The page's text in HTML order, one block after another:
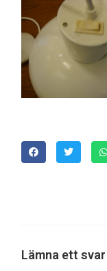
Lämna ett svar